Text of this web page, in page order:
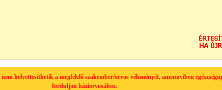
helyettesíthetik a megfelelő szakember/orvos véleményét, amennyiben
forduljon háziorvosához.